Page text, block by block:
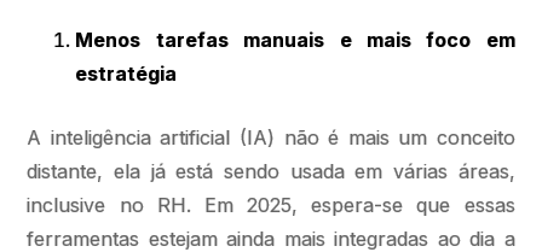
Menos tarefas manuais e mais foco em
estratégia
A inteligência artificial (IA) não é mais um conceito
distante, ela já está sendo usada em várias áreas,
inclusive no RH. Em 2025, espera-se que essas
ferramentas estejam ainda mais integradas ao dia a